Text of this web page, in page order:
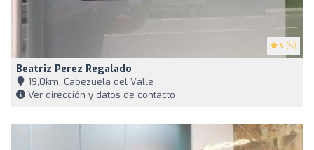
5 (5)
Beatriz Perez Regalado
19,0km, Cabezuela del Valle
Ver dirección y datos de contacto